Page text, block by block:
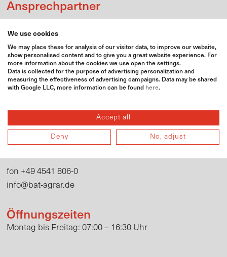
Ansprechpartner
silke.becker@bat-agrar.de
fon+49 4541 806-284
ronald.kunter@bat-agrar.de
fon+49 4541 806-179
Adresse
BAT Agrar GmbH & Co. KG
Bahnhofsallee 44
fon +49 4541 806-0
info@bat-agrar.de
Öffnungszeiten
Montag bis Freitag: 07:00 – 16:30 Uhr
We use cookies
We may place these for analysis of our visitor data, to improve our website,
show personalised content and to give you a great website experience. For
more information about the cookies we use open the settings.
Data is collected for the purpose of advertising personalization and
measuring the effectiveness of advertising campaigns. Data may be shared
with Google LLC, more information can be found here.
Accept all
Deny No, adjust